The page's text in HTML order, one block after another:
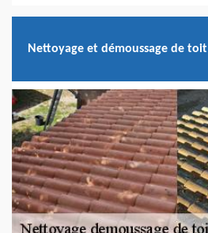
Nettoyage et démoussage de toit